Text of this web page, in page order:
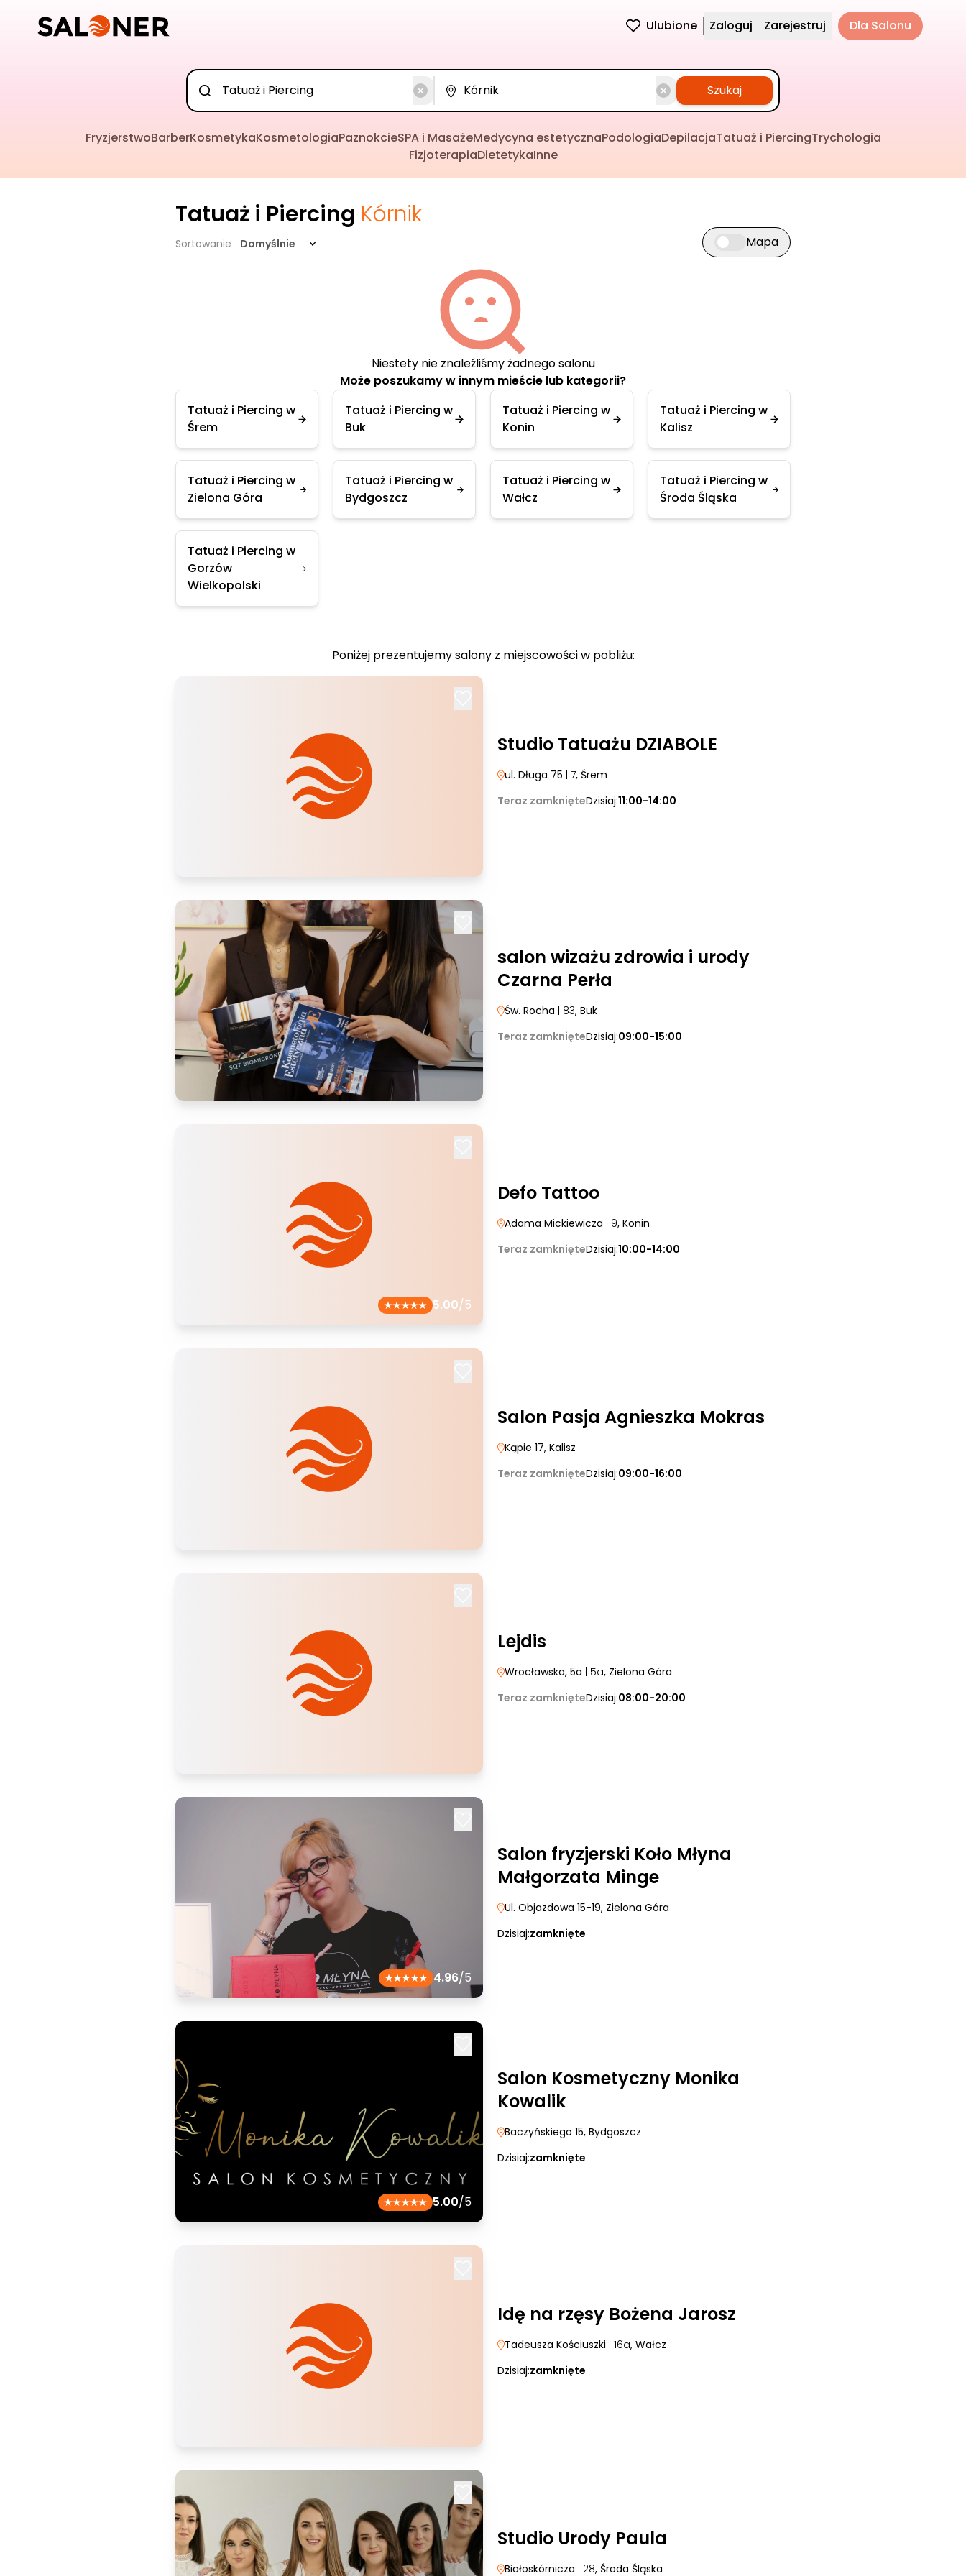
Ulubione Zaloguj Zarejestruj Dla Salonu
Szukaj
FryzjerstwoBarberKosmetykaKosmetologiaPaznokcieSPA i MasażeMedycyna estetycznaPodologiaDepilacjaTatuaż i PiercingTrychologia
FizjoterapiaDietetykaInne
Tatuaż i Piercing Kórnik
Sortowanie Domyślnie Przełącz widok mapy
Mapa
Niestety nie znaleźliśmy żadnego salonu
Może poszukamy w innym mieście lub kategorii?
Tatuaż i Piercing w
Śrem
Tatuaż i Piercing w
Buk
Tatuaż i Piercing w
Konin
Tatuaż i Piercing w
Kalisz
Tatuaż i Piercing w
Zielona Góra
Tatuaż i Piercing w
Bydgoszcz
Tatuaż i Piercing w
Wałcz
Tatuaż i Piercing w
Środa Śląska
Tatuaż i Piercing w
Gorzów
Wielkopolski
Poniżej prezentujemy salony z miejscowości w pobliżu:
Studio Tatuażu DZIABOLE
ul. Długa 75 | 7, Śrem
Teraz zamknięteDzisiaj:11:00-14:00
salon wizażu zdrowia i urody
Czarna Perła
Św. Rocha | 83, Buk
Teraz zamknięteDzisiaj:09:00-15:00
5.00/5
Defo Tattoo
Adama Mickiewicza | 9, Konin
Teraz zamknięteDzisiaj:10:00-14:00
Salon Pasja Agnieszka Mokras
Kąpie 17, Kalisz
Teraz zamknięteDzisiaj:09:00-16:00
Lejdis
Wrocławska, 5a | 5a, Zielona Góra
Teraz zamknięteDzisiaj:08:00-20:00
4.96/5
Salon fryzjerski Koło Młyna
Małgorzata Minge
Ul. Objazdowa 15-19, Zielona Góra
Dzisiaj:zamknięte
5.00/5
Salon Kosmetyczny Monika
Kowalik
Baczyńskiego 15, Bydgoszcz
Dzisiaj:zamknięte
Idę na rzęsy Bożena Jarosz
Tadeusza Kościuszki | 16a, Wałcz
Dzisiaj:zamknięte
Studio Urody Paula
Białoskórnicza | 28, Środa Śląska